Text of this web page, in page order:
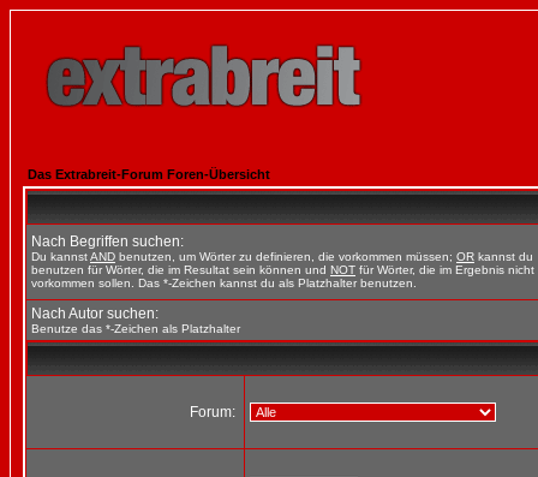
Das Extrabreit-Forum Foren-Übersicht
Nach Begriffen suchen:
Du kannstAND benutzen, um Wörter zu definieren, die vorkommen müssen; OR kannst du
benutzen für Wörter, die im Resultat sein können und NOT für Wörter, die im Ergebnis nicht
vorkommen sollen. Das *-Zeichen kannst du als Platzhalter benutzen.
Nach Autor suchen:
Benutze das *-Zeichen als Platzhalter
Forum: